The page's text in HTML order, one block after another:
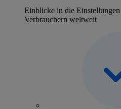
Einblicke in die
Verbrauchern weltweit